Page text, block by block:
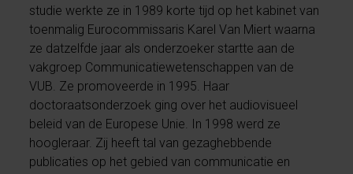
studie werkte ze in 1989 korte tijd op het kabinet van
toenmalig Eurocommissaris Karel Van Miert waarna
ze datzelfde jaar als onderzoeker startte aan de
vakgroep Communicatiewetenschappen van de
VUB. Ze promoveerde in 1995. Haar
doctoraatsonderzoek ging over het audiovisueel
beleid van de Europese Unie. In 1998 werd ze
hoogleraar. Zij heeft tal van gezaghebbende
publicaties op het gebied van communicatie en